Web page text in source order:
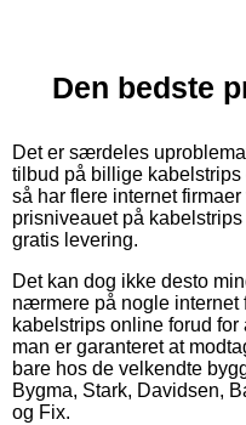
Den bedste
Det er særdeles
tilbud på billige
så har flere internet
prisniveauet på
gratis levering.
Det kan dog ikke desto
nærmere på nogle internet
kabelstrips online forud
man er garanteret at
bare hos de velkendte
Bygma, Stark, Davidsen,
og Fix.